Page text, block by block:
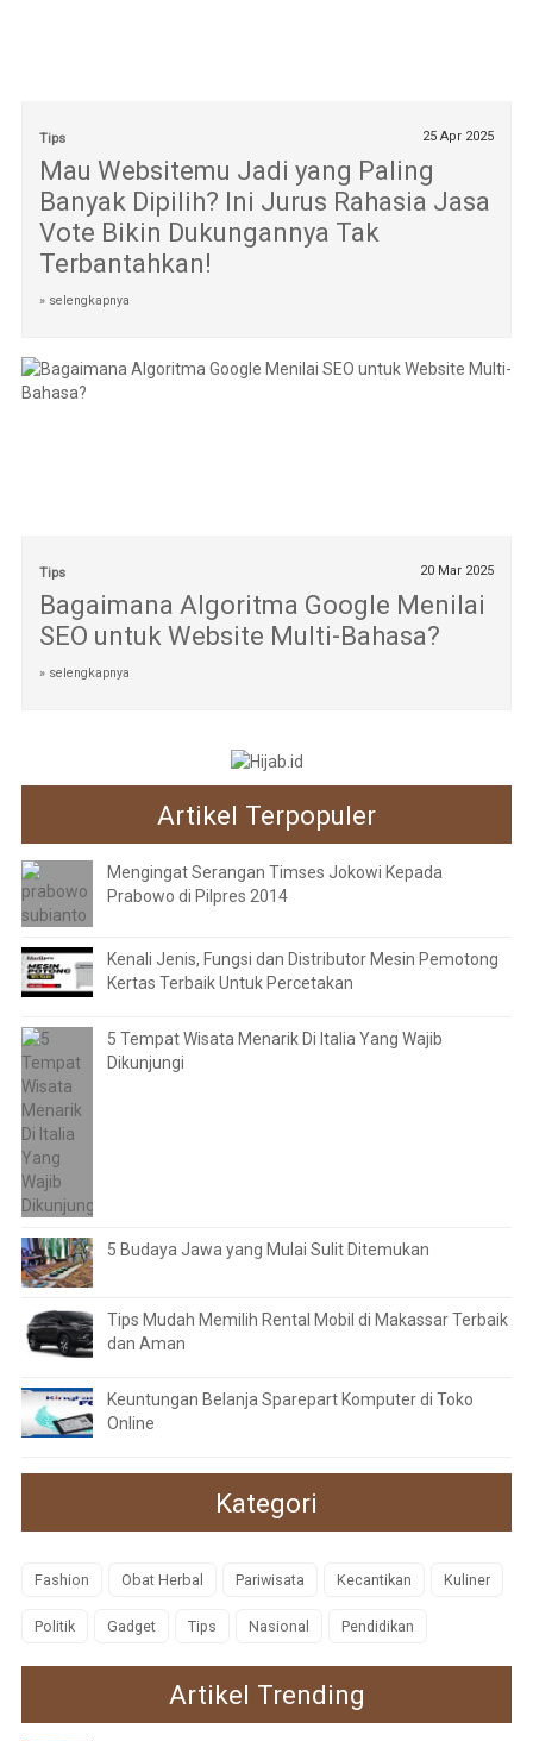
Tips 25 Apr 2025
Mau Websitemu Jadi yang Paling
Banyak Dipilih? Ini Jurus Rahasia Jasa
Vote Bikin Dukungannya Tak
Terbantahkan!
» selengkapnya
Tips 20 Mar 2025
Bagaimana Algoritma Google Menilai
SEO untuk Website Multi-Bahasa?
» selengkapnya
Artikel Terpopuler
Mengingat Serangan Timses Jokowi Kepada
Prabowo di Pilpres 2014
Kenali Jenis, Fungsi dan Distributor Mesin Pemotong
Kertas Terbaik Untuk Percetakan
5 Tempat Wisata Menarik Di Italia Yang Wajib
Dikunjungi
5 Budaya Jawa yang Mulai Sulit Ditemukan
Tips Mudah Memilih Rental Mobil di Makassar Terbaik
dan Aman
Keuntungan Belanja Sparepart Komputer di Toko
Online
Kategori
Fashion Obat Herbal Pariwisata Kecantikan Kuliner
Politik Gadget Tips Nasional Pendidikan
Artikel Trending